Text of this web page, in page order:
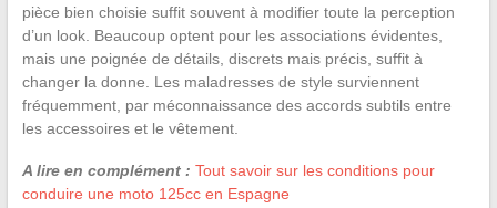
pièce bien choisie suffit souvent à modifier toute la perception
d’un look. Beaucoup optent pour les associations évidentes,
mais une poignée de détails, discrets mais précis, suffit à
changer la donne. Les maladresses de style surviennent
fréquemment, par méconnaissance des accords subtils entre
les accessoires et le vêtement.
A lire en complément : Tout savoir sur les conditions pour
conduire une moto 125cc en Espagne